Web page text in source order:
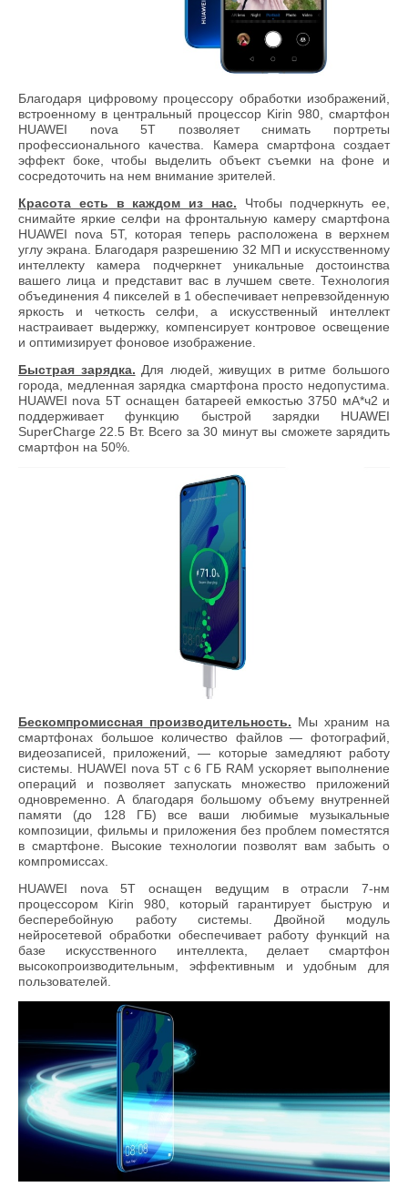
Благодаря цифровому процессору обработки изображений,
встроенному в центральный процессор Kirin 980, смартфон
HUAWEI nova 5T позволяет снимать портреты
профессионального качества. Камера смартфона создает
эффект боке, чтобы выделить объект съемки на фоне и
сосредоточить на нем внимание зрителей.
Красота есть в каждом из нас. Чтобы подчеркнуть ее,
снимайте яркие селфи на фронтальную камеру смартфона
HUAWEI nova 5T, которая теперь расположена в верхнем
углу экрана. Благодаря разрешению 32 МП и искусственному
интеллекту камера подчеркнет уникальные достоинства
вашего лица и представит вас в лучшем свете. Технология
объединения 4 пикселей в 1 обеспечивает непревзойденную
яркость и четкость селфи, а искусственный интеллект
настраивает выдержку, компенсирует контровое освещение
и оптимизирует фоновое изображение.
Быстрая зарядка. Для людей, живущих в ритме большого
города, медленная зарядка смартфона просто недопустима.
HUAWEI nova 5T оснащен батареей емкостью 3750 мА*ч2 и
поддерживает функцию быстрой зарядки HUAWEI
SuperCharge 22.5 Вт. Всего за 30 минут вы сможете зарядить
смартфон на 50%.
Бескомпромиссная производительность. Мы храним на
смартфонах большое количество файлов — фотографий,
видеозаписей, приложений, — которые замедляют работу
системы. HUAWEI nova 5T с 6 ГБ RAM ускоряет выполнение
операций и позволяет запускать множество приложений
одновременно. А благодаря большому объему внутренней
памяти (до 128 ГБ) все ваши любимые музыкальные
композиции, фильмы и приложения без проблем поместятся
в смартфоне. Высокие технологии позволят вам забыть о
компромиссах.
HUAWEI nova 5T оснащен ведущим в отрасли 7-нм
процессором Kirin 980, который гарантирует быструю и
бесперебойную работу системы. Двойной модуль
нейросетевой обработки обеспечивает работу функций на
базе искусственного интеллекта, делает смартфон
высокопроизводительным, эффективным и удобным для
пользователей.